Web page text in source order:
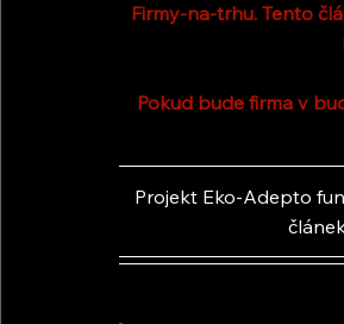
Firmy-na-trhu. Tento
Pokud bude firma v
Projekt Eko-Adepto